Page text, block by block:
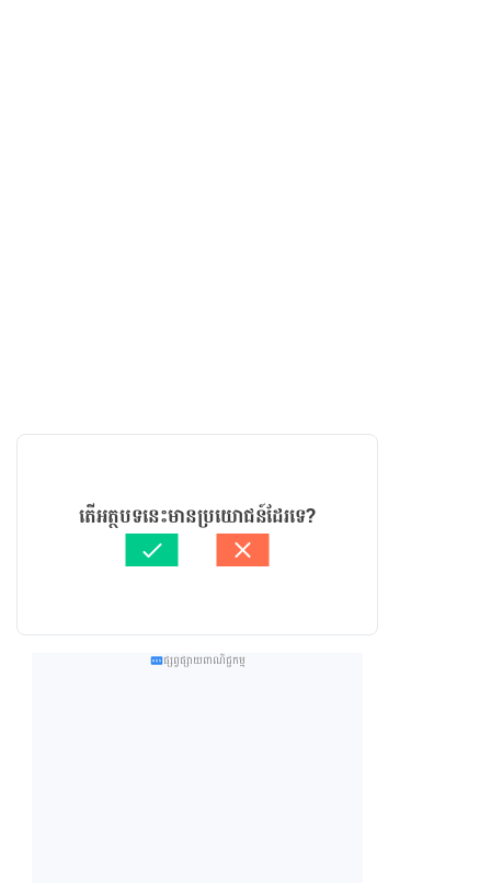
តើអត្ថបទនេះមានប្រយោជន៍ដែរទេ?
ផ្សព្វផ្សាយពាណិជ្ជកម្ម